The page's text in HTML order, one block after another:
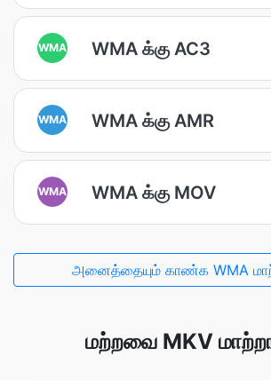
WMA WMA க்கு AC3
WMA WMA க்கு AMR
WMA WMA க்கு MOV
அனைத்தையும் காண்க WMA
மற்றவை MKV